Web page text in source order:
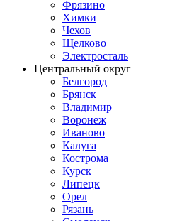
Фрязино
Химки
Чехов
Щелково
Электросталь
Центральный округ
Белгород
Брянск
Владимир
Воронеж
Иваново
Калуга
Кострома
Курск
Липецк
Орел
Рязань